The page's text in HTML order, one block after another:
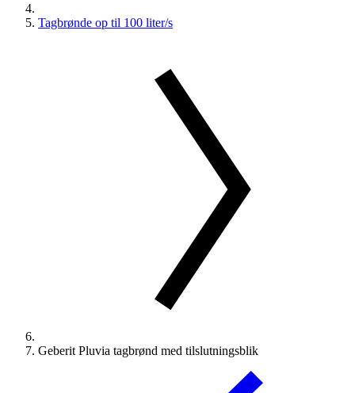
Tagbrønde op til 100 liter/s
Geberit Pluvia tagbrønd med tilslutningsblik